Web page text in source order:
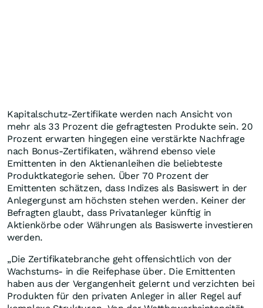
Kapitalschutz-Zertifikate werden nach Ansicht von
mehr als 33 Prozent die gefragtesten Produkte sein. 20
Prozent erwarten hingegen eine verstärkte Nachfrage
nach Bonus-Zertifikaten, während ebenso viele
Emittenten in den Aktienanleihen die beliebteste
Produktkategorie sehen. Über 70 Prozent der
Emittenten schätzen, dass Indizes als Basiswert in der
Anlegergunst am höchsten stehen werden. Keiner der
Befragten glaubt, dass Privatanleger künftig in
Aktienkörbe oder Währungen als Basiswerte investieren
werden.
„Die Zertifikatebranche geht offensichtlich von der
Wachstums- in die Reifephase über. Die Emittenten
haben aus der Vergangenheit gelernt und verzichten bei
Produkten für den privaten Anleger in aller Regel auf